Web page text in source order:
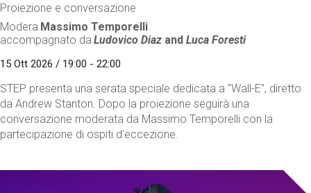
Proiezione e conversazione
Modera Massimo Temporelli
accompagnato da Ludovico Diaz andLuca Foresti
15 Ott 2026 / 19:00 - 22:00
STEP presenta una serata speciale dedicata a "Wall-E", diretto
da Andrew Stanton. Dopo la proiezione seguirà una
conversazione moderata da Massimo Temporelli con la
partecipazione di ospiti d'eccezione.